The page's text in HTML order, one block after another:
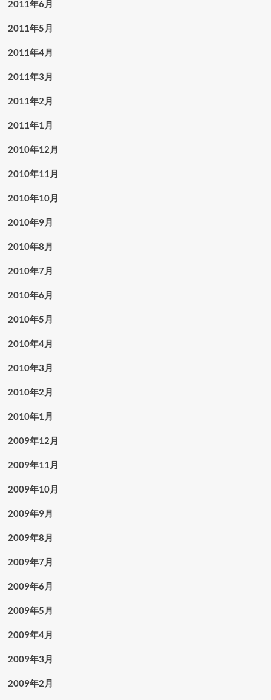
2011年6月
2011年5月
2011年4月
2011年3月
2011年2月
2011年1月
2010年12月
2010年11月
2010年10月
2010年9月
2010年8月
2010年7月
2010年6月
2010年5月
2010年4月
2010年3月
2010年2月
2010年1月
2009年12月
2009年11月
2009年10月
2009年9月
2009年8月
2009年7月
2009年6月
2009年5月
2009年4月
2009年3月
2009年2月